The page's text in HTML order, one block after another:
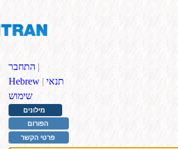
התחבר |
Hebrew | תנאי
שימוש
מילונים
הפורום
פרטי הקשר